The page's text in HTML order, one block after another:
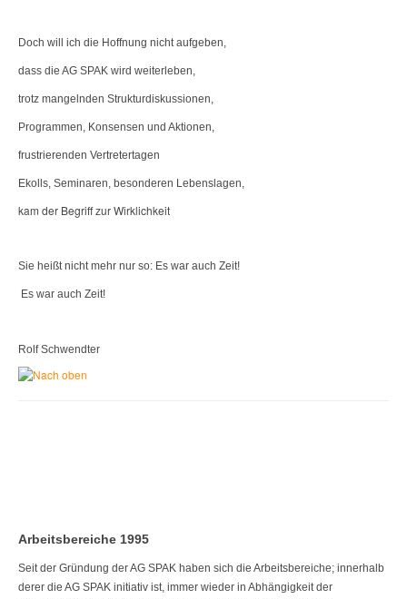
Doch will ich die Hoffnung nicht aufgeben,
dass die AG SPAK wird weiterleben,
trotz mangelnden Strukturdiskussionen,
Programmen, Konsensen und Aktionen,
frustrierenden Vertretertagen
Ekolls, Seminaren, besonderen Lebenslagen,
kam der Begriff zur Wirklichkeit
Sie heißt nicht mehr nur so: Es war auch Zeit!
Es war auch Zeit!
Rolf Schwendter
Arbeitsbereiche 1995
Seit der Gründung der AG SPAK haben sich die Arbeitsbereiche; innerhalb
derer die AG SPAK initiativ ist, immer wieder in Abhängigkeit der